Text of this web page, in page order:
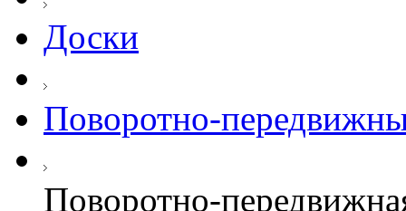
Доски
Поворотно-
Поворотно-